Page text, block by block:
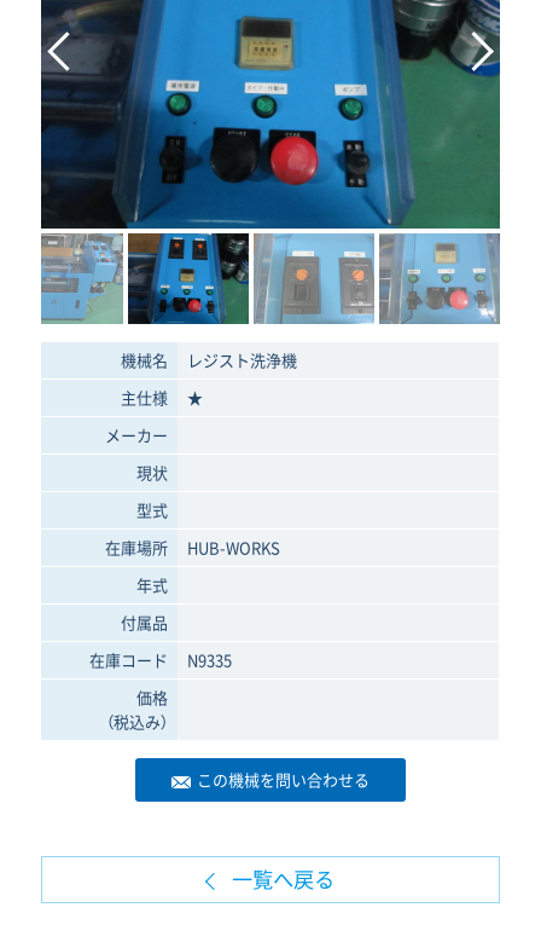
機械名
レジスト洗浄機
主仕様
★
メーカー
現状
型式
在庫場所
HUB-WORKS
年式
付属品
在庫コード
N9335
価格
（税込み）
この機械を問い合わせる
一覧へ戻る